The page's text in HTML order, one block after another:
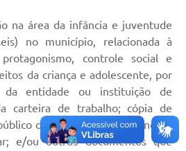
Municipal para MEI
na área da infância e juventude
no município, relacionada à
controle social e
da criança e adolescente, por
da entidade ou instituição de
carteira de trabalho; cópia de
ou nomeação para mandato
e/ou outros documentos que